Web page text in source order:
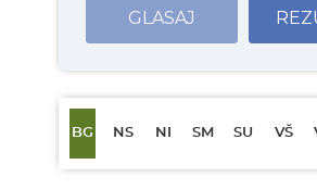
GLASAJ
BG NS NI SM SU VŠ